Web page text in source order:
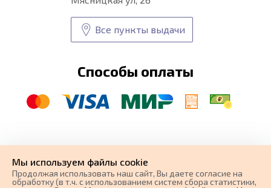
Все пункты выдачи
Способы оплаты
автоковрики
разработка и
поисковое продвижение сайта
Мы используем файлы cookie
Продолжая использовать наш cайт, Вы даете согласие на
обработку (в т.ч. с использованием систем сбора статистики,